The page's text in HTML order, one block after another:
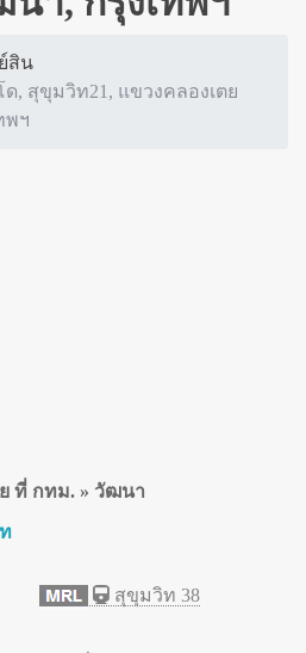
สิน
, สุขุมวิท21, แขวงคลองเตย
พฯ
ที่ กทม. » วัฒนา
สุขุมวิท 38